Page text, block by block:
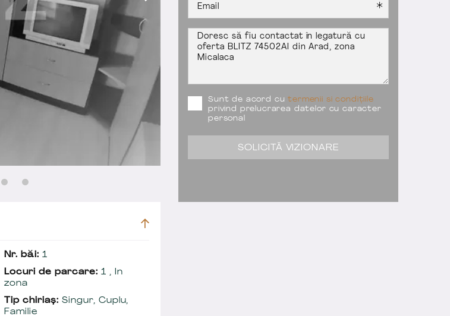
Sunt de acord cutermenii si condițiile
privind prelucrarea datelor cu caracter
personal
SOLICITĂ VIZIONARE
Nr. băi: 1
Locuri de parcare: 1 , In
zona
Tip chiriaș: Singur, Cuplu,
Familie